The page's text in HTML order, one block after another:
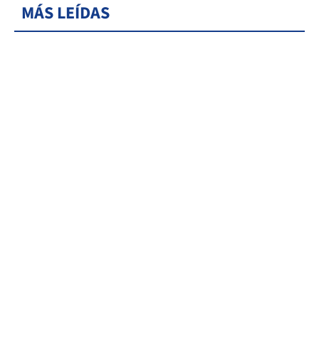
MÁS LEÍDAS